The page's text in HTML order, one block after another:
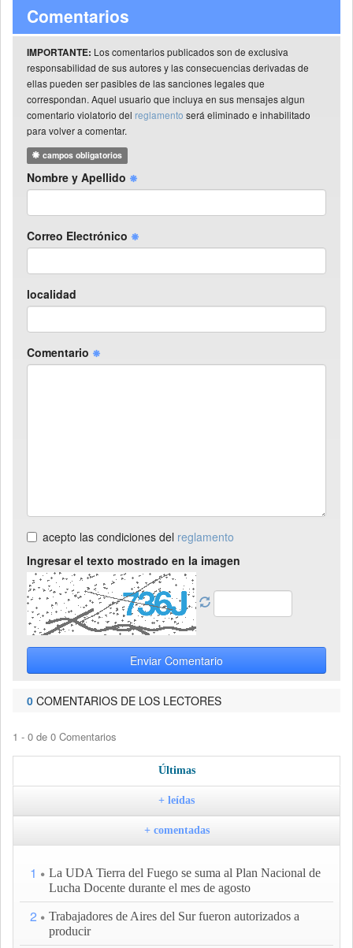
Comentarios
IMPORTANTE: Los comentarios publicados son de exclusiva
responsabilidad de sus autores y las consecuencias derivadas de
ellas pueden ser pasibles de las sanciones legales que
correspondan. Aquel usuario que incluya en sus mensajes algun
comentario violatorio del reglamento será eliminado e inhabilitado
para volver a comentar.
campos obligatorios
Nombre y Apellido
Correo Electrónico
localidad
Comentario
acepto las condiciones del reglamento
Ingresar el texto mostrado en la imagen
Enviar Comentario
0 COMENTARIOS DE LOS LECTORES
1 - 0 de 0 Comentarios
Últimas
+ leídas
+ comentadas
1
La UDA Tierra del Fuego se suma al Plan Nacional de
Lucha Docente durante el mes de agosto
2
Trabajadores de Aires del Sur fueron autorizados a
producir